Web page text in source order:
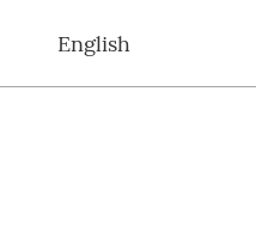
English